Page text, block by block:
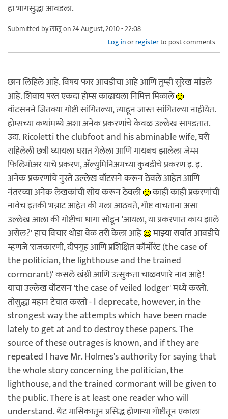
हा भागसुद्धा आवडला.
Submitted byलालूon 24 August, 2010 - 22:08
Log inorregisterto post comments
छान लिहिले आहे. विषय फार आवडीचा आहे आणि तुम्ही सुरेख मांडले
आहे. शिवाय परत एकदा होम्स काढायला निमित्त मिळाले
वॉटसनने जितक्या गोष्टी सांगितल्या, त्याहून जास्त सांगितल्या नाहीयेत.
होम्सच्या कथांमध्ये अशा अनेक प्रकरणांचे केवळ उल्लेख सापडतात.
उदा. Ricoletti the clubfoot and his abminable wife, घरी
राहिलेली छत्री घ्यायला घरात गेलेला आणि गायबच झालेला जेम्स
फिलिमोअर याचे प्रकरण, अ‍ॅल्युमिनिअमच्या कुबडीचे प्रकरण इ. इ.
अनेक प्रकरणांचे नुस्ते उल्लेख वॉटसने करून ठेवले आहेत आणि
नंतरच्या अनेक लेखकांची सोय करून ठेवली
काही काही प्रकरणांची
नावेच इतकी भन्नाट आहेत की मला आठवते, गोष्ट वाचताना असा
उल्लेख आला की गोष्टीचा धागा सोडून 'आयला, या प्रकरणात काय झाले
असेल?' हाच विचार थोडा वेळ तरी केला आहे
माझ्या सर्वात आवडीचे
म्हणजे 'राजकारणी, दीपगृह आणि प्रशिक्षित कॉर्मोरंट (the case of
the politician, the lighthouse and the trained
cormorant)' कसले खंग्री आणि उत्सुकता चाळवणारे नाव आहे!
याचा उल्लेख वॉटसन 'the case of veiled lodger' मध्ये करतो.
तोसुद्धा महान टेचात करतो - I deprecate, however, in the
strongest way the attempts which have been made
lately to get at and to destroy these papers. The
source of these outrages is known, and if they are
repeated I have Mr. Holmes's authority for saying that
the whole story concerning the politician, the
lighthouse, and the trained cormorant will be given to
the public. There is at least one reader who will
understand. थेट मासिकातून प्रसिद्ध होणार्‍या गोष्टीतून एकाला